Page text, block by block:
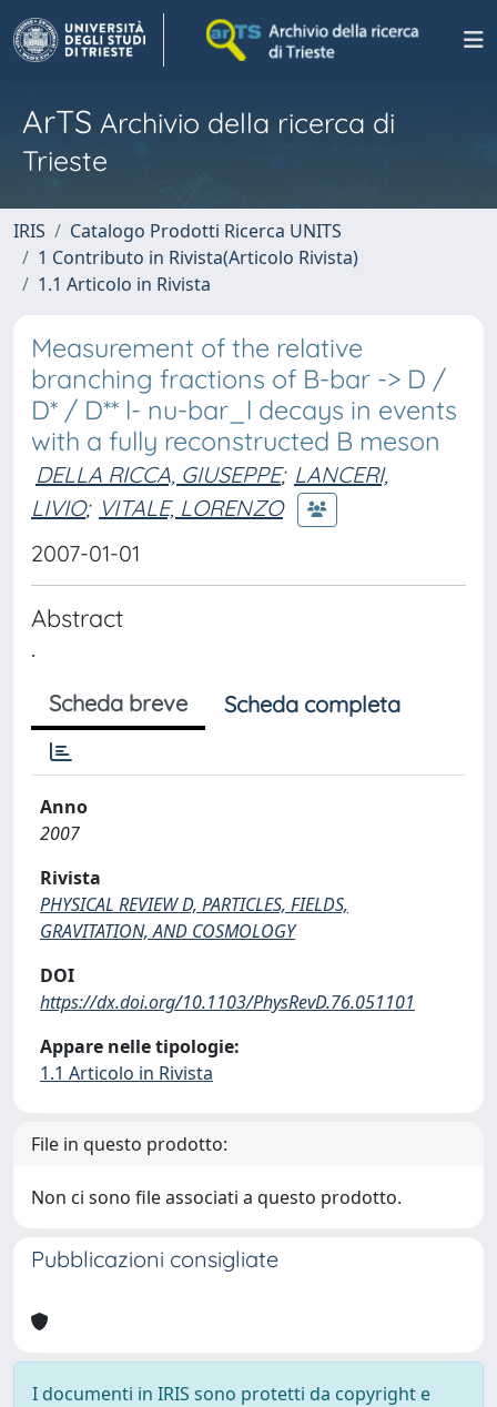
ArTS Archivio della ricerca di
Trieste
IRIS
Catalogo Prodotti Ricerca UNITS
1 Contributo in Rivista(Articolo Rivista)
1.1 Articolo in Rivista
Measurement of the relative
branching fractions of B-bar -> D /
D* / D** l- nu-bar_l decays in events
with a fully reconstructed B meson
DELLA RICCA, GIUSEPPE; LANCERI,
LIVIO; VITALE, LORENZO
2007-01-01
Abstract
.
Scheda breve Scheda completa
Anno
2007
Rivista
PHYSICAL REVIEW D, PARTICLES, FIELDS,
GRAVITATION, AND COSMOLOGY
DOI
https://dx.doi.org/10.1103/PhysRevD.76.051101
Appare nelle tipologie:
1.1 Articolo in Rivista
File in questo prodotto:
Non ci sono file associati a questo prodotto.
Pubblicazioni consigliate
I documenti in IRIS sono protetti da copyright e